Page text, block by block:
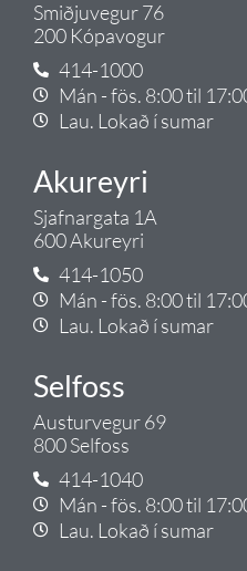
Smiðjuvegur 76
200 Kópavogur
414-1000
Mán - fös. 8:00 til
Lau. Lokað í sumar
Akureyri
Sjafnargata 1A
600 Akureyri
414-1050
Mán - fös. 8:00 til
Lau. Lokað í sumar
Selfoss
Austurvegur 69
800 Selfoss
414-1040
Mán - fös. 8:00 til
Lau. Lokað í sumar